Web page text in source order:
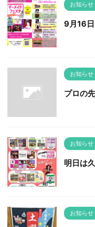
お知らせ
9月16
お知らせ
プロの
お知らせ
明日は
お知らせ